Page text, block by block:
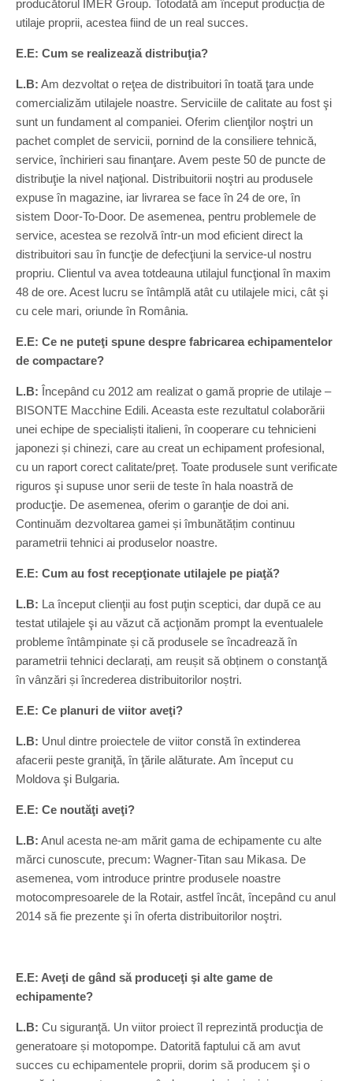
producătorul IMER Group. Totodată am început producția de
utilaje proprii, acestea fiind de un real succes.
E.E: Cum se realizează distribuţia?
L.B: Am dezvoltat o reţea de distribuitori în toată ţara unde
comercializăm utilajele noastre. Serviciile de calitate au fost şi
sunt un fundament al companiei. Oferim clienţilor noştri un
pachet complet de servicii, pornind de la consiliere tehnică,
service, închirieri sau finanţare. Avem peste 50 de puncte de
distribuţie la nivel naţional. Distribuitorii noştri au produsele
expuse în magazine, iar livrarea se face în 24 de ore, în
sistem Door-To-Door. De asemenea, pentru problemele de
service, acestea se rezolvă într-un mod eficient direct la
distribuitori sau în funcţie de defecţiuni la service-ul nostru
propriu. Clientul va avea totdeauna utilajul funcţional în maxim
48 de ore. Acest lucru se întâmplă atât cu utilajele mici, cât şi
cu cele mari, oriunde în România.
E.E: Ce ne puteţi spune despre fabricarea echipamentelor
de compactare?
L.B: Începând cu 2012 am realizat o gamă proprie de utilaje –
BISONTE Macchine Edili. Aceasta este rezultatul colaborării
unei echipe de specialiști italieni, în cooperare cu tehnicieni
japonezi și chinezi, care au creat un echipament profesional,
cu un raport corect calitate/preț. Toate produsele sunt verificate
riguros şi supuse unor serii de teste în hala noastră de
producţie. De asemenea, oferim o garanţie de doi ani.
Continuăm dezvoltarea gamei și îmbunătățim continuu
parametrii tehnici ai produselor noastre.
E.E: Cum au fost recepţionate utilajele pe piaţă?
L.B: La început clienţii au fost puţin sceptici, dar după ce au
testat utilajele şi au văzut că acţionăm prompt la eventualele
probleme întâmpinate și că produsele se încadrează în
parametrii tehnici declarați, am reușit să obținem o constanţă
în vânzări și încrederea distribuitorilor noștri.
E.E: Ce planuri de viitor aveţi?
L.B: Unul dintre proiectele de viitor constă în extinderea
afacerii peste graniţă, în ţările alăturate. Am început cu
Moldova şi Bulgaria.
E.E: Ce noutăţi aveţi?
L.B: Anul acesta ne-am mărit gama de echipamente cu alte
mărci cunoscute, precum: Wagner-Titan sau Mikasa. De
asemenea, vom introduce printre produsele noastre
motocompresoarele de la Rotair, astfel încât, începând cu anul
2014 să fie prezente şi în oferta distribuitorilor noştri.
E.E: Aveţi de gând să produceţi şi alte game de
echipamente?
L.B: Cu siguranţă. Un viitor proiect îl reprezintă producţia de
generatoare și motopompe. Datorită faptului că am avut
succes cu echipamentele proprii, dorim să producem şi o